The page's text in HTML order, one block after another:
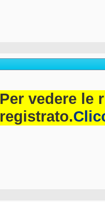
Per vedere le
registrato.